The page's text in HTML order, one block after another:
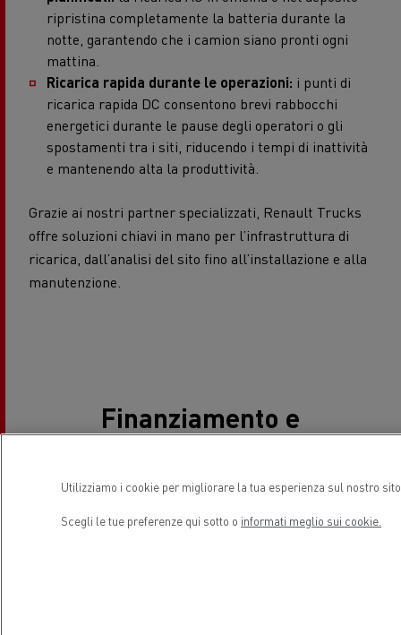
ripristina completamente la batteria durante la
notte, garantendo che i camion siano pronti ogni
mattina.
Ricarica rapida durante le operazioni: i punti di
ricarica rapida DC consentono brevi rabbocchi
energetici durante le pause degli operatori o gli
spostamenti tra i siti, riducendo i tempi di inattività
e mantenendo alta la produttività.
Grazie ai nostri partner specializzati, Renault Trucks
offre soluzioni chiavi in mano per l’infrastruttura di
ricarica, dall’analisi del sito fino all’installazione e alla
manutenzione.
Finanziamento e
di consegna
Utilizziamo i cookie per migliorare la tua esperienza sul nostro
Scegli le tue preferenze qui sotto o informati meglio sui cookie.